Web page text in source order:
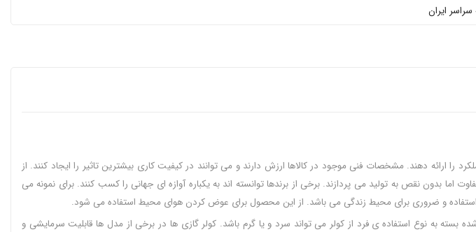
سراسر ایران
ارائه دهند. مشخصات فنی موجود در کالاها ارزش دارند و می توانند در کیفیت کاری بیشترین تاثیر را ایجاد کنند. از
بدون نقص به تولید می پردازند. برخی از برندها توانسته اند به یکباره آوازه ای جهانی را کسب کنند. برای نمونه می
استفاده و ضروری برای محیط زندگی می باشد. از این محصول برای عوض کردن هوای محیط استفاده می شود.
به نوع استفاده ی فرد از کولر می تواند سرد و یا گرم باشد. کولر گازی ها در برخی از مدل ها قابلیت سرمایشی و